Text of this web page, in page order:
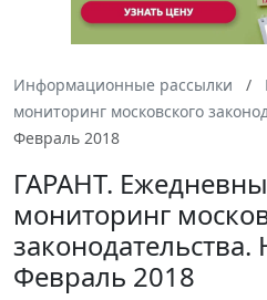
Информационные рассылки
мониторинг московского
Февраль 2018
ГАРАНТ.
мониторинг
законодательства.
Февраль 2018